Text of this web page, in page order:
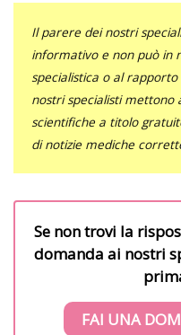
Il parere dei nostri
informativo e non può in
specialistica o al
nostri specialisti mettono
scientifiche a titolo
di notizie mediche
Se non trovi la
domanda ai nostri
FAI UNA